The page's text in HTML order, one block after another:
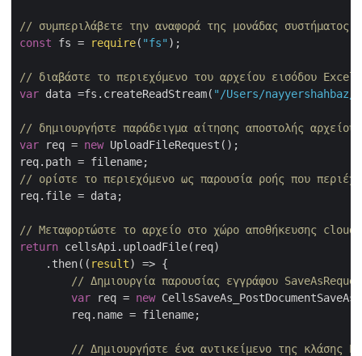
// συμπεριλάβετε την αναφορά της μονάδας συστήματος
const fs = require( "fs" );
// διαβάστε το περιεχόμενο του αρχείου εισόδου Excel
var data =fs.createReadStream( "/Users/nayyershahbaz/
// δημιουργήστε παράδειγμα αίτησης αποστολής αρχείου
var req = new UploadFileRequest();
// ορίστε το περιεχόμενο ως παρουσία ροής που
req.file = data;
// Μεταφορτώστε το αρχείο στο χώρο αποθήκευσης cloud
return cellsApi.uploadFile(req)
    .then(
( result) => {
// Δημιουργία παρουσίας εγγράφου
var req = new
        req.name = filename;
// Δημιουργήστε ένα αντικείμενο της κλάσης